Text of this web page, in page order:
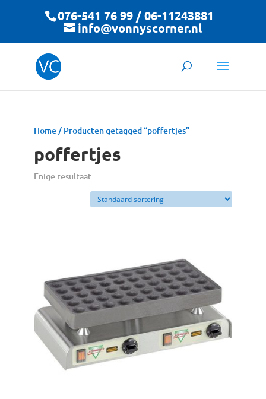
076-541 76 99 / 06-11243881
info@vonnyscorner.nl
Home/ Producten getagged “poffertjes”
poffertjes
Enige resultaat